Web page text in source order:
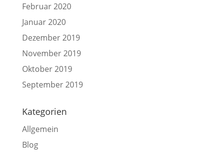
Februar 2020
Januar 2020
Dezember 2019
November 2019
Oktober 2019
September 2019
Kategorien
Allgemein
Blog